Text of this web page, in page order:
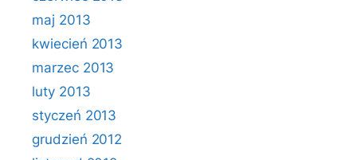
maj 2013
kwiecień 2013
marzec 2013
luty 2013
styczeń 2013
grudzień 2012